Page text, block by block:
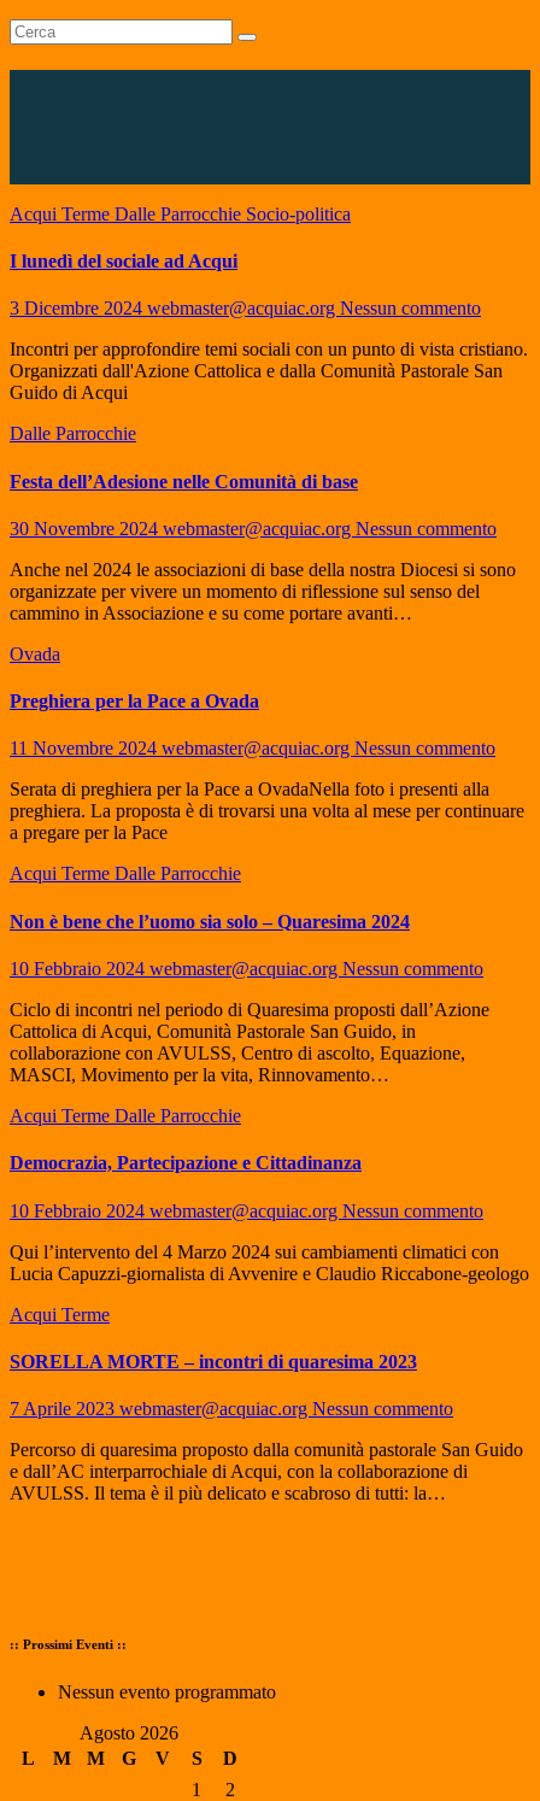
Acqui Terme Dalle Parrocchie Socio-politica
I lunedì del sociale ad Acqui
3 Dicembre 2024 webmaster@acquiac.org Nessun commento
Incontri per approfondire temi sociali con un punto di vista cristiano.
Organizzati dall'Azione Cattolica e dalla Comunità Pastorale San
Guido di Acqui
Dalle Parrocchie
Festa dell’Adesione nelle Comunità di base
30 Novembre 2024 webmaster@acquiac.org Nessun commento
Anche nel 2024 le associazioni di base della nostra Diocesi si sono
organizzate per vivere un momento di riflessione sul senso del
cammino in Associazione e su come portare avanti…
Ovada
Preghiera per la Pace a Ovada
11 Novembre 2024 webmaster@acquiac.org Nessun commento
Serata di preghiera per la Pace a OvadaNella foto i presenti alla
preghiera. La proposta è di trovarsi una volta al mese per continuare
a pregare per la Pace
Acqui Terme Dalle Parrocchie
Non è bene che l’uomo sia solo – Quaresima 2024
10 Febbraio 2024 webmaster@acquiac.org Nessun commento
Ciclo di incontri nel periodo di Quaresima proposti dall’Azione
Cattolica di Acqui, Comunità Pastorale San Guido, in
collaborazione con AVULSS, Centro di ascolto, Equazione,
MASCI, Movimento per la vita, Rinnovamento…
Acqui Terme Dalle Parrocchie
Democrazia, Partecipazione e Cittadinanza
10 Febbraio 2024 webmaster@acquiac.org Nessun commento
Qui l’intervento del 4 Marzo 2024 sui cambiamenti climatici con
Lucia Capuzzi-giornalista di Avvenire e Claudio Riccabone-geologo
Acqui Terme
SORELLA MORTE – incontri di quaresima 2023
7 Aprile 2023 webmaster@acquiac.org Nessun commento
Percorso di quaresima proposto dalla comunità pastorale San Guido
e dall’AC interparrochiale di Acqui, con la collaborazione di
AVULSS. Il tema è il più delicato e scabroso di tutti: la…
:: Prossimi Eventi ::
Nessun evento programmato
Agosto 2026
L
M M G V S
D
1
2